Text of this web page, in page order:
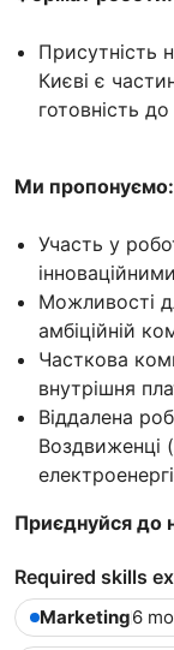
Присутність
Києві є
готовність
Ми пропонуємо:
Участь у
Можливості
амбіційній
Часткова
внутрішня
Віддалена
Воздвиженці
Приєднуйся до
Required skills
Marketing6